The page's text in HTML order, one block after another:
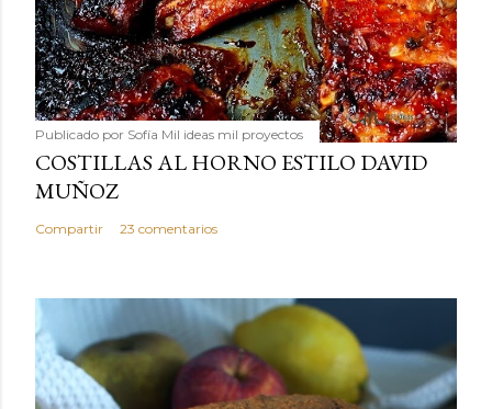
Publicado por Sofía Mil ideas mil proyectos
COSTILLAS AL HORNO ESTILO DAVID
MUÑOZ
Compartir 23 comentarios